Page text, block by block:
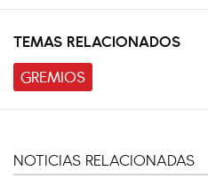
TEMAS RELACIONADOS
GREMIOS
NOTICIAS RELACIONADAS